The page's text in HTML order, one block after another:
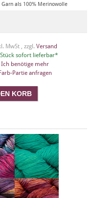
als 100% Merinowolle
MwSt , zzgl. Versand
sofort lieferbar*
Ich benötige mehr
Farb-Partie anfragen